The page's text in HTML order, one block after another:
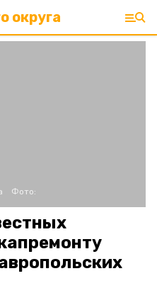
округа
Фото: